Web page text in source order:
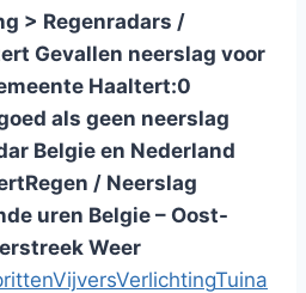
> Regenradars /
Gevallen neerslag voor
Haaltert:0
als geen neerslag
Belgie en Nederland
Regen / Neerslag
uren Belgie – Oost-
Weer
VijversVerlichtingTuina